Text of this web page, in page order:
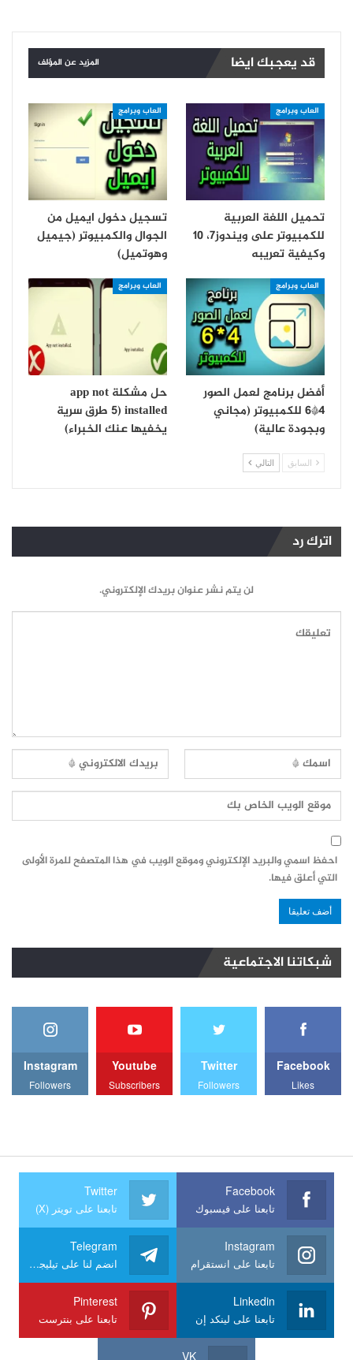
قد يعجبك ايضا المزيد عن المؤلف
العاب وبرامج
تحميل اللغة العربية
للكمبيوتر على ويندوز7، 10
وكيفية تعريبه
العاب وبرامج
تسجيل دخول ايميل من
الجوال والكمبيوتر (جيميل
وهوتميل)
العاب وبرامج
أفضل برنامج لعمل الصور
4*6 للكمبيوتر (مجاني
وبجودة عالية)
العاب وبرامج
حل مشكلة app not
installed (5 طرق سرية
يخفيها عنك الخبراء)
السابق التالي
اترك رد
لن يتم نشر عنوان بريدك الإلكتروني.
احفظ اسمي والبريد الإلكتروني وموقع الويب في هذا المتصفح للمرة الأولى
التي أعلق فيها.
شبكاتنا الاجتماعية
Facebook
Likes
Twitter
Followers
Youtube
Subscribers
Instagram
Followers
Facebook
تابعنا على فيسبوك
Twitter
تابعنا على تويتر (X)
Instagram
تابعنا على انستقرام
Telegram
انضم لنا على تيليجرام
Linkedin
تابعنا على لينكد إن
Pinterest
تابعنا على بنترست
VK